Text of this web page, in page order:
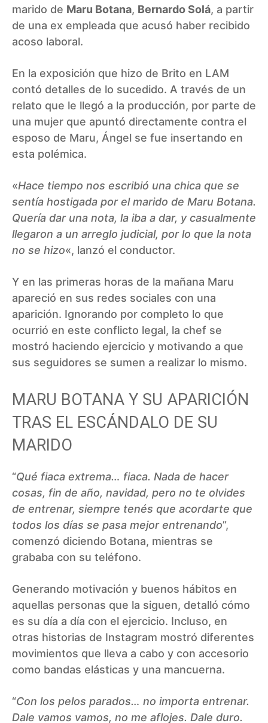
marido de Maru Botana, Bernardo Solá, a partir
de una ex empleada que acusó haber recibido
acoso laboral.
En la exposición que hizo de Brito en LAM
contó detalles de lo sucedido. A través de un
relato que le llegó a la producción, por parte de
una mujer que apuntó directamente contra el
esposo de Maru, Ángel se fue insertando en
esta polémica.
«Hace tiempo nos escribió una chica que se
sentía hostigada por el marido de Maru Botana.
Quería dar una nota, la iba a dar, y casualmente
llegaron a un arreglo judicial, por lo que la nota
no se hizo«, lanzó el conductor.
Y en las primeras horas de la mañana Maru
apareció en sus redes sociales con una
aparición. Ignorando por completo lo que
ocurrió en este conflicto legal, la chef se
mostró haciendo ejercicio y motivando a que
sus seguidores se sumen a realizar lo mismo.
MARU BOTANA Y SU APARICIÓN
TRAS EL ESCÁNDALO DE SU
MARIDO
“Qué fiaca extrema… fiaca. Nada de hacer
cosas, fin de año, navidad, pero no te olvides
de entrenar, siempre tenés que acordarte que
todos los días se pasa mejor entrenando”,
comenzó diciendo Botana, mientras se
grababa con su teléfono.
Generando motivación y buenos hábitos en
aquellas personas que la siguen, detalló cómo
es su día a día con el ejercicio. Incluso, en
otras historias de Instagram mostró diferentes
movimientos que lleva a cabo y con accesorio
como bandas elásticas y una mancuerna.
“Con los pelos parados… no importa entrenar.
Dale vamos vamos, no me aflojes. Dale duro.